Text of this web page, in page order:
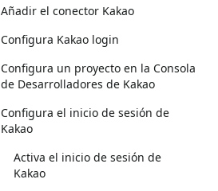
Añadir el conector Kakao
Configura Kakao login
Configura un proyecto en la Consola
de Desarrolladores de Kakao
Configura el inicio de sesión de
Kakao
Activa el inicio de sesión de
Kakao